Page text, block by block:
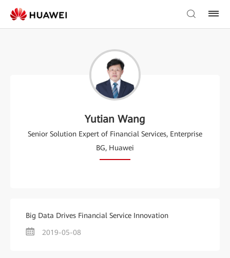
Yutian Wang
Senior Solution Expert of Financial Services, Enterprise
BG, Huawei
Big Data Drives Financial Service Innovation
2019-05-08